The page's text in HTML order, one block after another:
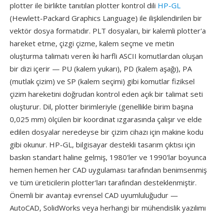
plotter ile birlikte tanıtılan plotter kontrol dili HP-GL
(Hewlett-Packard Graphics Language) ile ilişkilendirilen bir
vektör dosya formatıdır. PLT dosyaları, bir kalemli plotter'a
hareket etme, çizgi çizme, kalem seçme ve metin
oluşturma talimatı veren i̇ki harfli ASCII komutlardan oluşan
bir dizi içerir — PU (kalem yukarı), PD (kalem aşağı), PA
(mutlak çizim) ve SP (kalem seçimi) gibi komutlar fiziksel
çizim hareketini doğrudan kontrol eden açık bir talimat seti
oluşturur. Dil, plotter birimleriyle (genellikle birim başına
0,025 mm) ölçülen bir koordinat ızgarasında çalışır ve elde
edilen dosyalar neredeyse bir çizim cihazı için makine kodu
gibi okunur. HP-GL, bilgisayar destekli tasarım çıktısı için
baskın standart haline gelmiş, 1980'ler ve 1990'lar boyunca
hemen hemen her CAD uygulaması tarafından benimsenmiş
ve tüm üreticilerin plotter'ları tarafından desteklenmiştir.
Önemli bir avantajı evrensel CAD uyumluluğudur —
AutoCAD, SolidWorks veya herhangi bir mühendislik yazılımı